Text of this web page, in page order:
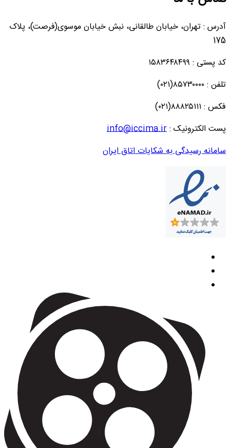
آدرس : تهران، خیابان طالقانی، نبش خیابان موسوی(فرصت)، پلاک
175
کد پستی : ۱۵۸۳۶۴۸۴۹۹
تلفن : ۸۵۷۳۰۰۰۰(۰۲۱)
فکس : ۸۸۸۲۵۱۱۱(۰۲۱)
پست الکترونیک :info@iccima.ir
سامانه رسیدگی به شکایات اتاق ایران